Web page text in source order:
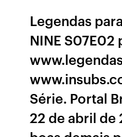
Legendas
NINE S07E02
Série. Portal
22 de abril de